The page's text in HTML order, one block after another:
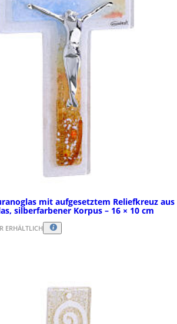
mit aufgesetztem Reliefkreuz aus
silberfarbener Korpus – 16 × 10 cm
ERHÄLTLICH